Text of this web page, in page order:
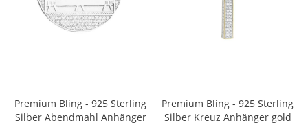
Premium Bling - 925 Sterling
Silber Abendmahl Anhänger
Premium Bling - 925 Sterling
Silber Kreuz Anhänger gold